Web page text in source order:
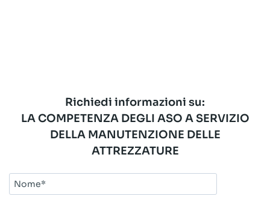
Richiedi informazioni su:
LA COMPETENZA DEGLI ASO A SERVIZIO
DELLA MANUTENZIONE DELLE
ATTREZZATURE
Nome*